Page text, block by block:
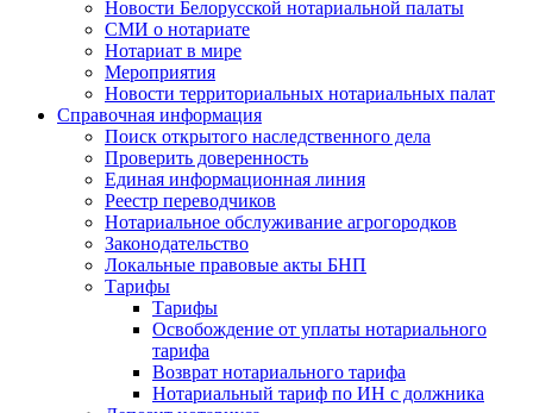
Новости Белорусской нотариальной палаты
СМИ о нотариате
Нотариат в мире
Мероприятия
Новости территориальных нотариальных палат
Справочная информация
Поиск открытого наследственного дела
Проверить доверенность
Единая информационная линия
Реестр переводчиков
Нотариальное обслуживание агрогородков
Законодательство
Локальные правовые акты БНП
Тарифы
Тарифы
Освобождение от уплаты нотариального
тарифа
Возврат нотариального тарифа
Нотариальный тариф по ИН с должника